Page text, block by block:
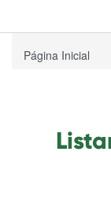
Página Inicial